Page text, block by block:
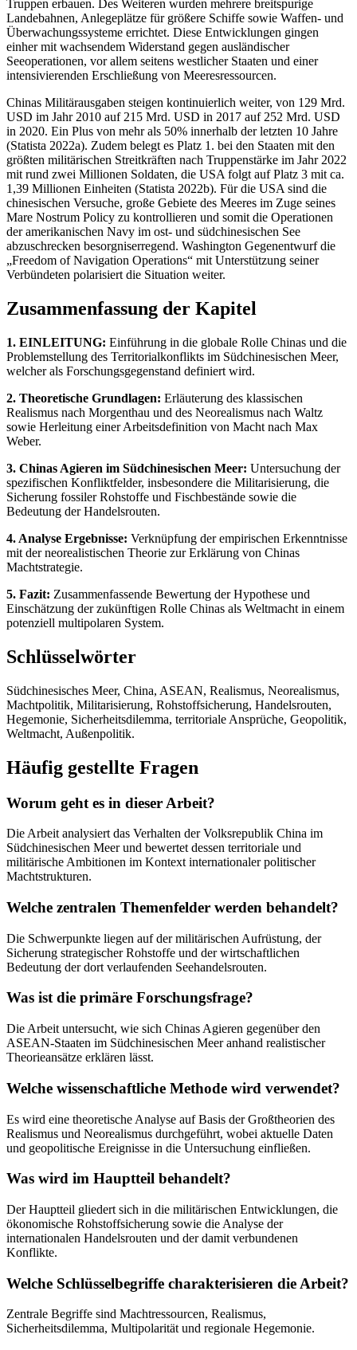
Truppen erbauen. Des Weiteren wurden mehrere breitspurige
Landebahnen, Anlegeplätze für größere Schiffe sowie Waffen- und
Überwachungssysteme errichtet. Diese Entwicklungen gingen
einher mit wachsendem Widerstand gegen ausländischer
Seeoperationen, vor allem seitens westlicher Staaten und einer
intensivierenden Erschließung von Meeresressourcen.
Chinas Militärausgaben steigen kontinuierlich weiter, von 129 Mrd.
USD im Jahr 2010 auf 215 Mrd. USD in 2017 auf 252 Mrd. USD
in 2020. Ein Plus von mehr als 50% innerhalb der letzten 10 Jahre
(Statista 2022a). Zudem belegt es Platz 1. bei den Staaten mit den
größten militärischen Streitkräften nach Truppenstärke im Jahr 2022
mit rund zwei Millionen Soldaten, die USA folgt auf Platz 3 mit ca.
1,39 Millionen Einheiten (Statista 2022b). Für die USA sind die
chinesischen Versuche, große Gebiete des Meeres im Zuge seines
Mare Nostrum Policy zu kontrollieren und somit die Operationen
der amerikanischen Navy im ost- und südchinesischen See
abzuschrecken besorgniserregend. Washington Gegenentwurf die
„Freedom of Navigation Operations“ mit Unterstützung seiner
Verbündeten polarisiert die Situation weiter.
Zusammenfassung der Kapitel
1. EINLEITUNG: Einführung in die globale Rolle Chinas und die
Problemstellung des Territorialkonflikts im Südchinesischen Meer,
welcher als Forschungsgegenstand definiert wird.
2. Theoretische Grundlagen: Erläuterung des klassischen
Realismus nach Morgenthau und des Neorealismus nach Waltz
sowie Herleitung einer Arbeitsdefinition von Macht nach Max
Weber.
3. Chinas Agieren im Südchinesischen Meer: Untersuchung der
spezifischen Konfliktfelder, insbesondere die Militarisierung, die
Sicherung fossiler Rohstoffe und Fischbestände sowie die
Bedeutung der Handelsrouten.
4. Analyse Ergebnisse: Verknüpfung der empirischen Erkenntnisse
mit der neorealistischen Theorie zur Erklärung von Chinas
Machtstrategie.
5. Fazit: Zusammenfassende Bewertung der Hypothese und
Einschätzung der zukünftigen Rolle Chinas als Weltmacht in einem
potenziell multipolaren System.
Schlüsselwörter
Südchinesisches Meer, China, ASEAN, Realismus, Neorealismus,
Machtpolitik, Militarisierung, Rohstoffsicherung, Handelsrouten,
Hegemonie, Sicherheitsdilemma, territoriale Ansprüche, Geopolitik,
Weltmacht, Außenpolitik.
Häufig gestellte Fragen
Worum geht es in dieser Arbeit?
Die Arbeit analysiert das Verhalten der Volksrepublik China im
Südchinesischen Meer und bewertet dessen territoriale und
militärische Ambitionen im Kontext internationaler politischer
Machtstrukturen.
Welche zentralen Themenfelder werden behandelt?
Die Schwerpunkte liegen auf der militärischen Aufrüstung, der
Sicherung strategischer Rohstoffe und der wirtschaftlichen
Bedeutung der dort verlaufenden Seehandelsrouten.
Was ist die primäre Forschungsfrage?
Die Arbeit untersucht, wie sich Chinas Agieren gegenüber den
ASEAN-Staaten im Südchinesischen Meer anhand realistischer
Theorieansätze erklären lässt.
Welche wissenschaftliche Methode wird verwendet?
Es wird eine theoretische Analyse auf Basis der Großtheorien des
Realismus und Neorealismus durchgeführt, wobei aktuelle Daten
und geopolitische Ereignisse in die Untersuchung einfließen.
Was wird im Hauptteil behandelt?
Der Hauptteil gliedert sich in die militärischen Entwicklungen, die
ökonomische Rohstoffsicherung sowie die Analyse der
internationalen Handelsrouten und der damit verbundenen
Konflikte.
Welche Schlüsselbegriffe charakterisieren die Arbeit?
Zentrale Begriffe sind Machtressourcen, Realismus,
Sicherheitsdilemma, Multipolarität und regionale Hegemonie.